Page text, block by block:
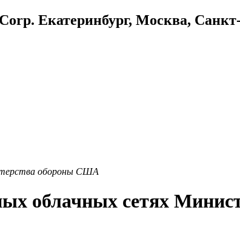
Екатеринбург, Москва,
обороны США
облачных сетях